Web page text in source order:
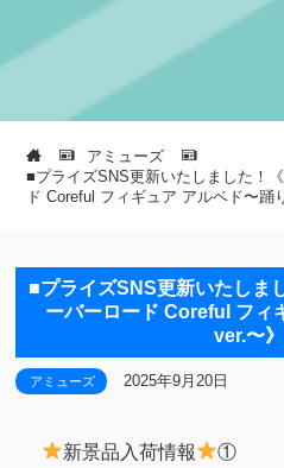
アミューズ
■プライズSNS更新いたしました！
ド Coreful フィギュア アルベド〜踊
■プライズSNS更新いたしま
ーバーロード Coreful フィ
ver.〜
アミューズ 2025年9月20日
新景品入荷情報 ①